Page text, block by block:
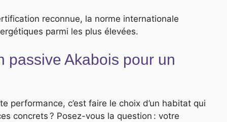
reconnue, la norme internationale
parmi les plus élevées.
passive Akabois pour un
performance, c’est faire le choix d’un habitat qui
concrets ? Posez-vous la question : votre